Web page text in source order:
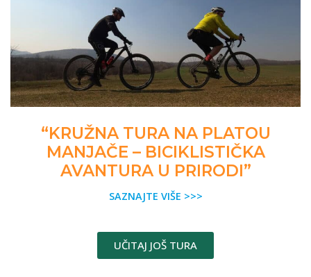
“KRUŽNA TURA NA PLATOU
MANJAČE – BICIKLISTIČKA
AVANTURA U PRIRODI”
SAZNAJTE VIŠE >>>
UČITAJ JOŠ TURA